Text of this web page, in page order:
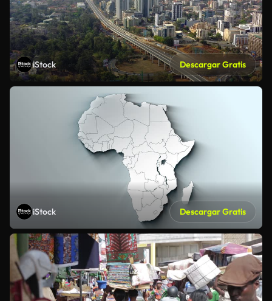
iStock Descargar Gratis
iStock Descargar Gratis